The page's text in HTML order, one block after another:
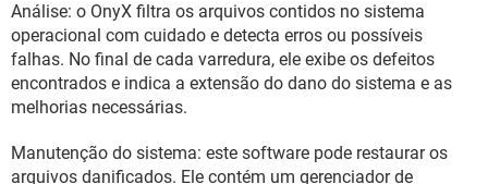
Análise: o OnyX filtra os arquivos contidos no sistema
operacional com cuidado e detecta erros ou possíveis
falhas. No final de cada varredura, ele exibe os defeitos
encontrados e indica a extensão do dano do sistema e as
melhorias necessárias.
Manutenção do sistema: este software pode restaurar os
arquivos danificados. Ele contém um gerenciador de